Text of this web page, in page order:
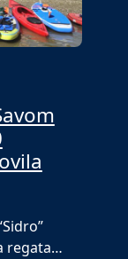
regata…